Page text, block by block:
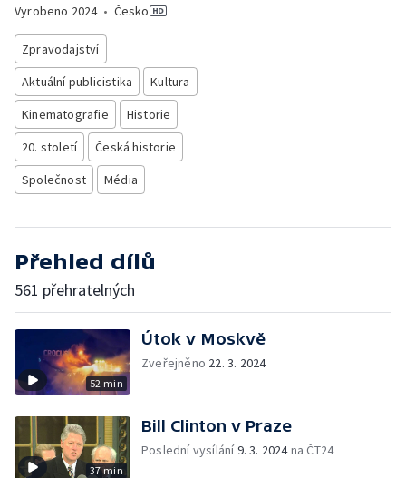
Vyrobeno 2024• Česko
Zpravodajství
Aktuální publicistika
Kultura
Kinematografie
Historie
20. století
Česká historie
Společnost
Média
Přehled dílů
561 přehratelných
52 min
Útok v Moskvě
Zveřejněno 22. 3. 2024
37 min
Bill Clinton v Praze
Poslední vysílání9. 3. 2024na ČT24